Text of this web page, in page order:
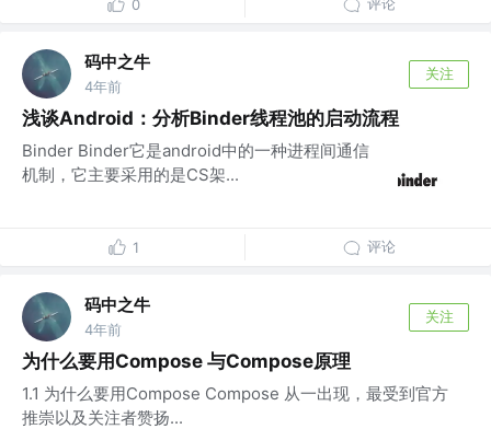
0 评论
码中之牛
4年前
关注
浅谈Android：分析Binder线程池的启动流程
Binder Binder它是android中的一种进程间通信
机制，它主要采用的是CS架...
1 评论
码中之牛
4年前
关注
为什么要用Compose 与Compose原理
1.1 为什么要用Compose Compose 从一出现，最受到官方
推崇以及关注者赞扬...